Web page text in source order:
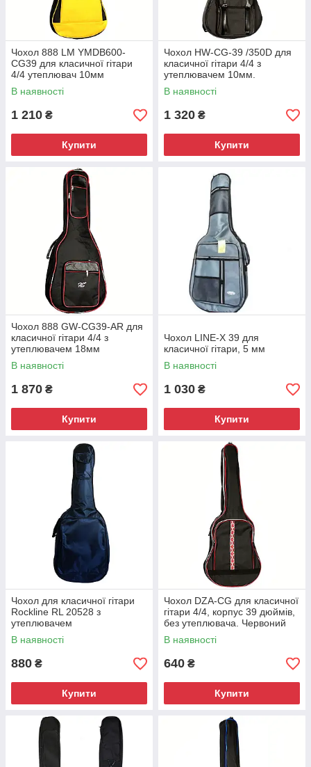
Чохол 888 LM YMDB600-
CG39 для класичної гітари
4/4 утеплювач 10мм
В наявності
1 210 ₴
Купити
Чохол HW-CG-39 /350D для
класичної гітари 4/4 з
утеплювачем 10мм.
В наявності
1 320 ₴
Купити
Чохол 888 GW-CG39-AR для
класичної гітари 4/4 з
утеплювачем 18мм
В наявності
1 870 ₴
Купити
Чохол LINE-X 39 для
класичної гітари, 5 мм
В наявності
1 030 ₴
Купити
Чохол для класичної гітари
Rockline RL 20528 з
утеплювачем
В наявності
880 ₴
Купити
Чохол DZA-CG для класичної
гітари 4/4, корпус 39 дюймів,
без утеплювача. Червоний
орнамент
В наявності
640 ₴
Купити